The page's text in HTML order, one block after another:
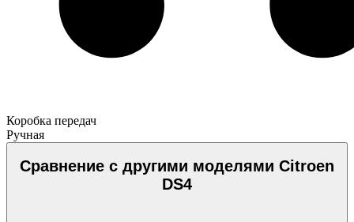
Коробка передач
Ручная
Сравнение с другими моделями Citroen
DS4